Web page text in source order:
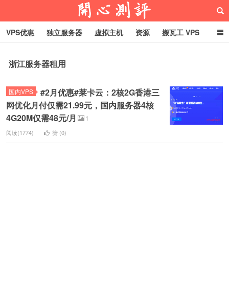
VPS优惠 独立服务器 虚拟主机 资源 搬瓦工 VPS
浙江服务器租用
国内VPS
#2月优惠#莱卡云：2核2G香港三
网优化月付仅需21.99元，国内服务器4核
4G20M仅需48元/月
1
阅读(1774) 赞 (0)